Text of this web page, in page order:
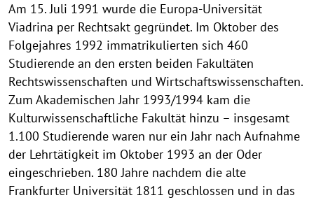
Am 15. Juli 1991 wurde die Europa-Universität
Viadrina per Rechtsakt gegründet. Im Oktober des
Folgejahres 1992 immatrikulierten sich 460
Studierende an den ersten beiden Fakultäten
Rechtswissenschaften und Wirtschaftswissenschaften.
Zum Akademischen Jahr 1993/1994 kam die
Kulturwissenschaftliche Fakultät hinzu – insgesamt
1.100 Studierende waren nur ein Jahr nach Aufnahme
der Lehrtätigkeit im Oktober 1993 an der Oder
eingeschrieben. 180 Jahre nachdem die alte
Frankfurter Universität 1811 geschlossen und in das